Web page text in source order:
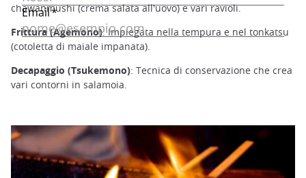
chawanmushi (crema salata all'uovo) e vari ravioli.
Frittura (Agemono): Impiegata nella tempura e nel tonkatsu
(cotoletta di maiale impanata).
Decapaggio (Tsukemono): Tecnica di conservazione che crea
vari contorni in salamoia.